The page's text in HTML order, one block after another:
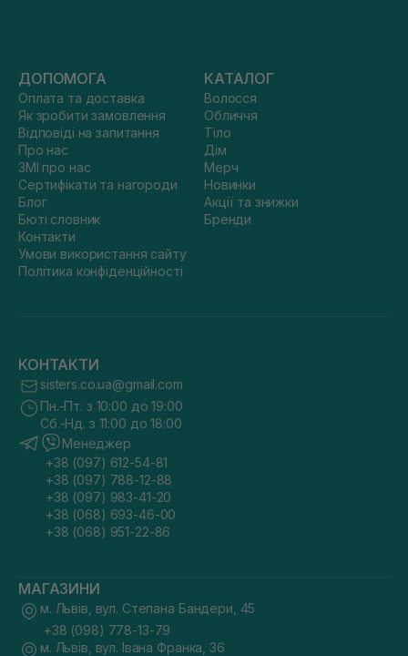
ДОПОМОГА
Оплата та доставка
Як зробити замовлення
Відповіді на запитання
Про нас
ЗМІ про нас
Сертифікати та нагороди
Блог
Бюті словник
Контакти
Умови використання сайту
Політика конфіденційності
КАТАЛОГ
Волосся
Обличчя
Тіло
Дім
Мерч
Новинки
Акції та знижки
Бренди
КОНТАКТИ
sisters.co.ua@gmail.com
Пн.-Пт. з 10:00 до 19:00
Сб.-Нд. з 11:00 до 18:00
Менеджер
+38 (097) 612-54-81
+38 (097) 788-12-88
+38 (097) 983-41-20
+38 (068) 693-46-00
+38 (068) 951-22-86
МАГАЗИНИ
м. Львів, вул. Степана Бандери, 45
+38 (098) 778-13-79
м. Львів, вул. Івана Франка, 36